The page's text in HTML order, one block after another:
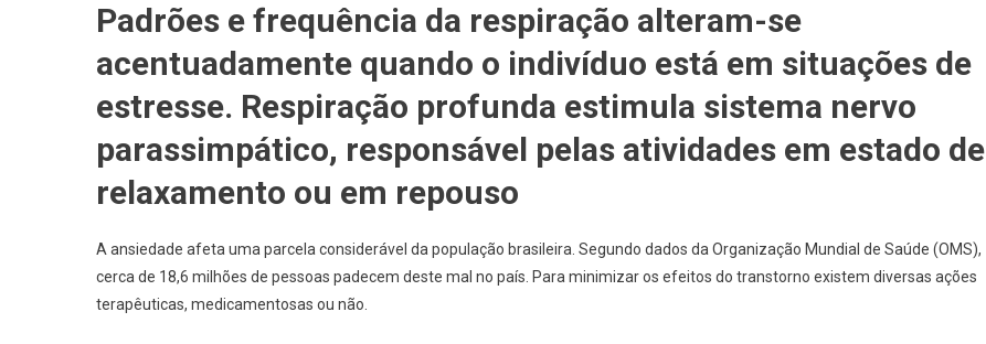
Padrões e frequência da respiração alteram-se
acentuadamente quando o indivíduo está em situações de
estresse. Respiração profunda estimula sistema nervo
parassimpático, responsável pelas atividades em estado de
relaxamento ou em repouso
A ansiedade afeta uma parcela considerável da população brasileira. Segundo dados da Organização Mundial de Saúde (OMS),
cerca de 18,6 milhões de pessoas padecem deste mal no país. Para minimizar os efeitos do transtorno existem diversas ações
terapêuticas, medicamentosas ou não.